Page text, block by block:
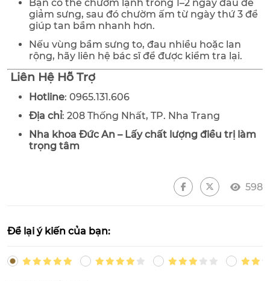
Bạn có thể chườm lạnh trong 1–2 ngày đầu để
giảm sưng, sau đó chườm ấm từ ngày thứ 3 để
giúp tan bầm nhanh hơn.
Nếu vùng bầm sưng to, đau nhiều hoặc lan
rộng, hãy liên hệ bác sĩ để được kiểm tra lại.
Liên Hệ Hỗ Trợ
Hotline: 0965.131.606
Địa chỉ: 208 Thống Nhất, TP. Nha Trang
Nha khoa Đức An – Lấy chất lượng điều trị làm
trọng tâm
598
Để lại ý kiến của bạn: